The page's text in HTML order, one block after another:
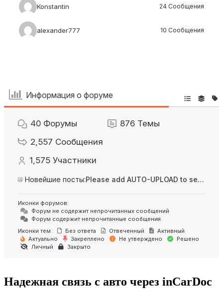
Konstantin 24 Сообщения
alexander777 10 Сообщения
Информация о форуме
40 Форумы 876 Темы
2,557 Сообщения
1,575 Участники
Новейшие посты: Please add AUTO-UPLOAD to server option + 2FA/MFA
Иконки форумов:
Форум не содержит непрочитанных сообщений
Форум содержит непрочитанные сообщения
Иконки тем :
Без ответа Отвеченный
Активный
Актуально
Закреплено Не утверждено
Решено
Личный
Закрыто
Надежная связь с авто через inCarDoc